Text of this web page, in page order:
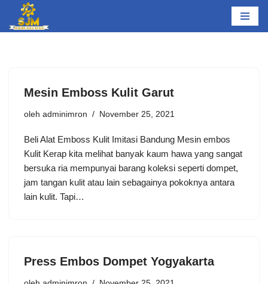
Lompat
Mesin Emboss Kulit Garut
oleh adminimron November 25, 2021
Beli Alat Emboss Kulit Imitasi Bandung Mesin embos
Kulit Kerap kita melihat banyak kaum hawa yang sangat
bersuka ria mempunyai barang koleksi seperti dompet,
jam tangan kulit atau lain sebagainya pokoknya antara
lain kulit. Tapi…
Press Embos Dompet Yogyakarta